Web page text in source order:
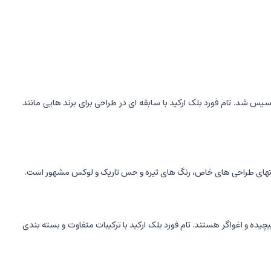
شد. تام فورد بلک ارکید با سابقه ای در طراحی برای برند هایی مانند
طراحی های خاص، رنگ های تیره و حس تاریک و لوکس مشهور است.
پیچیده و اغواگر هستند. تام فورد بلک ارکید با ترکیبات متفاوت و بسته بندی